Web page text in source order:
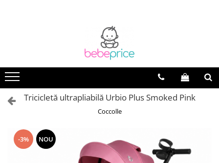
Tricicletă ultrapliabilă Urbio Plus Smoked Pink
Coccolle
-3% NOU